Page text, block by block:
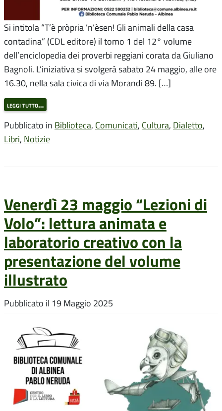
Si intitola “T’è pròpria ’n’èsen! Gli animali della casa
contadina” (CDL editore) il tomo 1 del 12° volume
dell’enciclopedia dei proverbi reggiani corata da Giuliano
Bagnoli. L’iniziativa si svolgerà sabato 24 maggio, alle ore
16.30, nella sala civica di via Morandi 89. […]
leggi tutto…
Pubblicato in Biblioteca, Comunicati, Cultura, Dialetto,
Libri, Notizie
Venerdì 23 maggio “Lezioni di
Volo”: lettura animata e
laboratorio creativo con la
presentazione del volume
illustrato
Pubblicato il 19 Maggio 2025